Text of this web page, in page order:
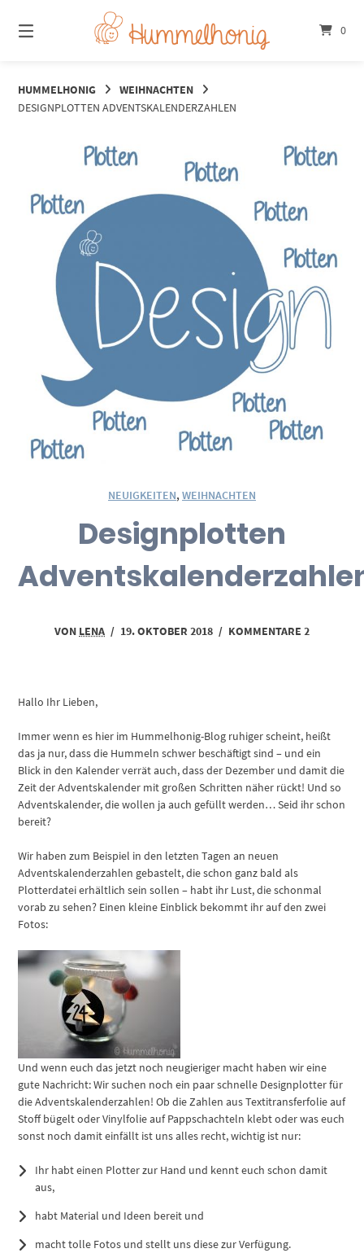
zum
Inhalt
0
HUMMELHONIG
WEIHNACHTEN
DESIGNPLOTTEN ADVENTSKALENDERZAHLEN
NEUIGKEITEN,WEIHNACHTEN
Designplotten
VON LENA / 19. OKTOBER 2018 / KOMMENTARE 2
Hallo Ihr Lieben,
Immer wenn es hier im Hummelhonig-Blog ruhiger scheint, heißt
das ja nur, dass die Hummeln schwer beschäftigt sind – und ein
Blick in den Kalender verrät auch, dass der Dezember und damit die
Zeit der Adventskalender mit großen Schritten näher rückt! Und so
Adventskalender, die wollen ja auch gefüllt werden… Seid ihr schon
bereit?
Wir haben zum Beispiel in den letzten Tagen an neuen
Adventskalenderzahlen gebastelt, die schon ganz bald als
Plotterdatei erhältlich sein sollen – habt ihr Lust, die schonmal
vorab zu sehen? Einen kleine Einblick bekommt ihr auf den zwei
Fotos:
Und wenn euch das jetzt noch neugieriger macht haben wir eine
gute Nachricht: Wir suchen noch ein paar schnelle Designplotter für
die Adventskalenderzahlen! Ob die Zahlen aus Textitransferfolie auf
Stoff bügelt oder Vinylfolie auf Pappschachteln klebt oder was euch
sonst noch damit einfällt ist uns alles recht, wichtig ist nur:
Ihr habt einen Plotter zur Hand und kennt euch schon damit
aus,
habt Material und Ideen bereit und
macht tolle Fotos und stellt uns diese zur Verfügung.